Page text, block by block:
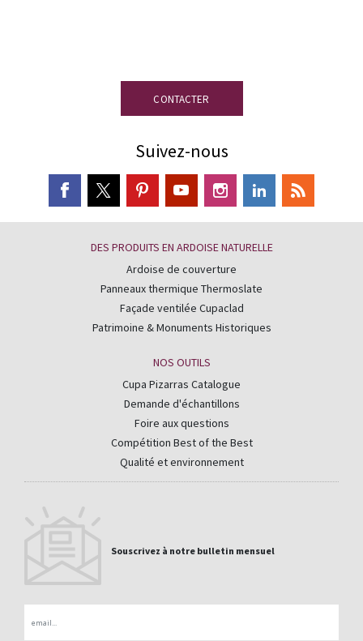
CONTACTER
Suivez-nous
DES PRODUITS EN ARDOISE NATURELLE
Ardoise de couverture
Panneaux thermique Thermoslate
Façade ventilée Cupaclad
Patrimoine & Monuments Historiques
NOS OUTILS
Cupa Pizarras Catalogue
Demande d'échantillons
Foire aux questions
Compétition Best of the Best
Qualité et environnement
Souscrivez à notre bulletin mensuel